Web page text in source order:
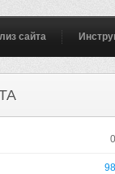
сайта
0
98